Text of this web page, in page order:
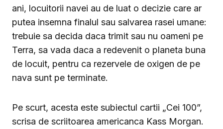
ani, locuitorii navei au de luat o decizie care ar
putea insemna finalul sau salvarea rasei umane:
trebuie sa decida daca trimit sau nu oameni pe
Terra, sa vada daca a redevenit o planeta buna
de locuit, pentru ca rezervele de oxigen de pe
nava sunt pe terminate.
Pe scurt, acesta este subiectul cartii „Cei 100”,
scrisa de scriitoarea americanca Kass Morgan.